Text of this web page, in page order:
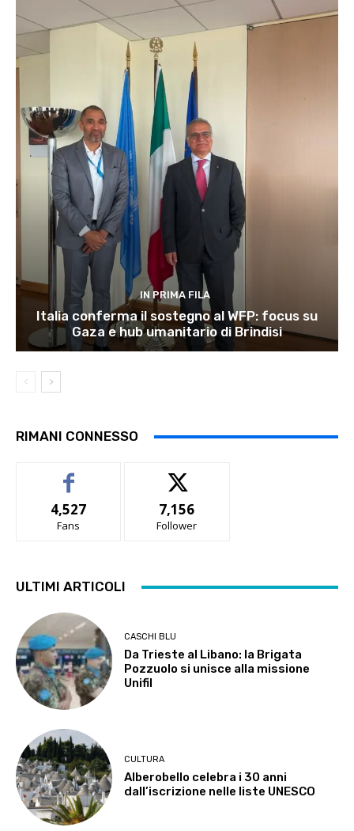
IN PRIMA FILA
Italia conferma il sostegno al WFP: focus su
Gaza e hub umanitario di Brindisi
RIMANI CONNESSO
4,527
Fans
7,156
Follower
ULTIMI ARTICOLI
CASCHI BLU
Da Trieste al Libano: la Brigata
Pozzuolo si unisce alla missione
Unifil
CULTURA
Alberobello celebra i 30 anni
dall’iscrizione nelle liste UNESCO